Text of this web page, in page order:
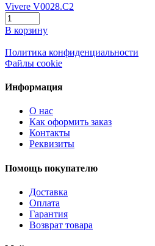
Vivere V0028.C2
В корзину
Политика конфиденциальности
Файлы cookie
Информация
О нас
Как оформить заказ
Контакты
Реквизиты
Помощь покупателю
Доставка
Оплата
Гарантия
Возврат товара